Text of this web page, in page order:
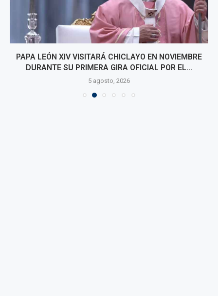
PAPA LEÓN XIV VISITARÁ CHICLAYO EN NOVIEMBRE
DURANTE SU PRIMERA GIRA OFICIAL POR EL...
5 agosto, 2026